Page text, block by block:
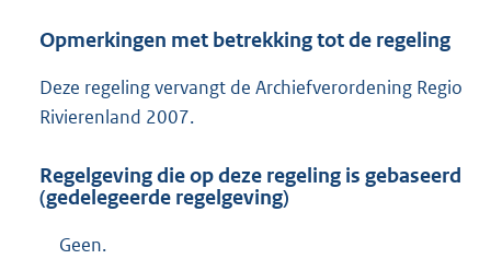
Opmerkingen met betrekking tot de regeling
Deze regeling vervangt de Archiefverordening Regio
Rivierenland 2007.
Regelgeving die op deze regeling is gebaseerd
(gedelegeerde regelgeving)
Geen.